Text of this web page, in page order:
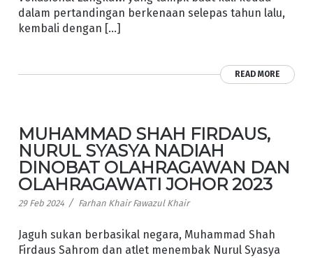
dalam pertandingan berkenaan selepas tahun lalu,
kembali dengan […]
READ MORE
MUHAMMAD SHAH FIRDAUS,
NURUL SYASYA NADIAH
DINOBAT OLAHRAGAWAN DAN
OLAHRAGAWATI JOHOR 2023
29 Feb 2024 / Farhan Khair Fawazul Khair
Jaguh sukan berbasikal negara, Muhammad Shah
Firdaus Sahrom dan atlet menembak Nurul Syasya